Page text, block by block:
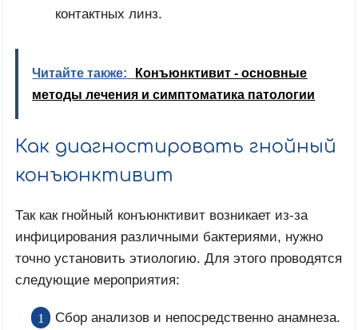
контактных линз.
Читайте также:
Конъюнктивит - основные
методы лечения и симптоматика патологии
Как диагностировать гнойный
конъюнктивит
Так как гнойный конъюнктивит возникает из-за
инфицирования различными бактериями, нужно
точно установить этиологию. Для этого проводятся
следующие мероприятия:
Сбор анализов и непосредственно анамнеза.